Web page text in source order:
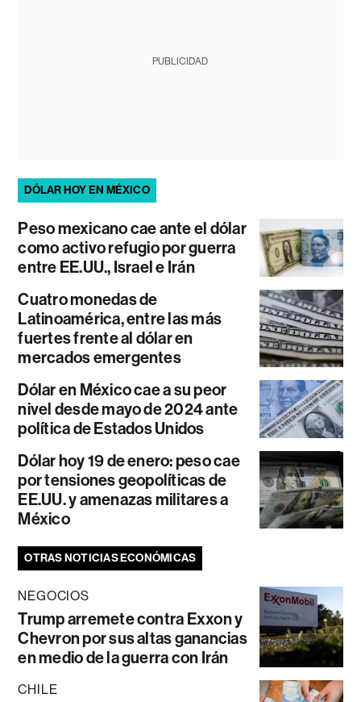
PUBLICIDAD
DÓLAR HOY EN MÉXICO
Peso mexicano cae ante el dólar
como activo refugio por guerra
entre EE.UU., Israel e Irán
Cuatro monedas de
Latinoamérica, entre las más
fuertes frente al dólar en
mercados emergentes
Dólar en México cae a su peor
nivel desde mayo de 2024 ante
política de Estados Unidos
Dólar hoy 19 de enero: peso cae
por tensiones geopolíticas de
EE.UU. y amenazas militares a
México
OTRAS NOTICIAS ECONÓMICAS
NEGOCIOS
Trump arremete contra Exxon y
Chevron por sus altas ganancias
en medio de la guerra con Irán
CHILE